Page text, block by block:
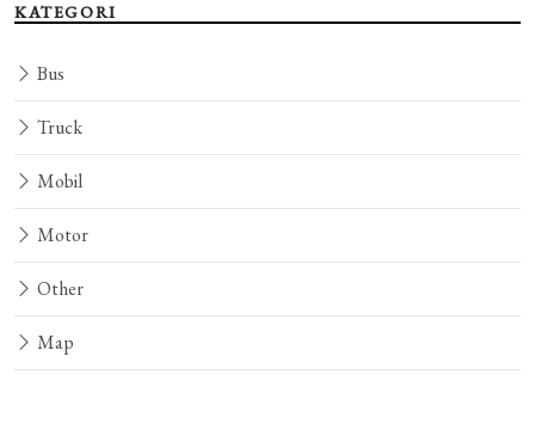
KATEGORI
Bus
Truck
Mobil
Motor
Other
Map